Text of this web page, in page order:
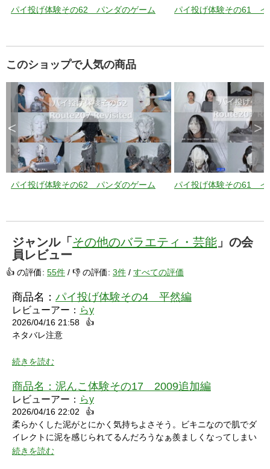
パイ投げ体験その62 パンダのゲーム パイ投げ体験その61 イ
このショップで人気の商品
パイ投げ体験その62 パンダのゲーム パイ投げ体験その61 イ
< >
ジャンル「 その他のバラエティ・芸能 」の会
員レビュー
👍 の評価: 55件 / 👎 の評価: 3件 / すべての評価
商品名： パイ投げ体験その4 平然編
レビューアー： らy
2026/04/16 21:58
👍
ネタバレ注意
シャワーシーンで「お腹にぶつけられたら声出ちゃうだろうな」
と思っていたところにパイをちょうどぶつけられ「予想が当たっ
たw」と笑ってしまいました。リアクションもクールな見た目に
続きを読む
商品名： 泥んこ体験その17 2009追加編
レビューアー： らy
2026/04/16 22:02
👍
柔らかくした泥がとにかく気持ちよさそう。ビキニなので肌でダ
イレクトに泥を感じられてるんだろうなぁ羨ましくなってしまい
ました。
続きを読む